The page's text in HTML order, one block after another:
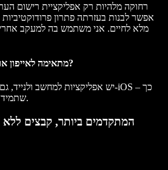
מלא לחיים. אני משתמש בה למעקב אחרי
האם Notion מתאימה לאייפון או לסמסונג שלי?
שתמיד אפשר להתעדכן מכל מקום.